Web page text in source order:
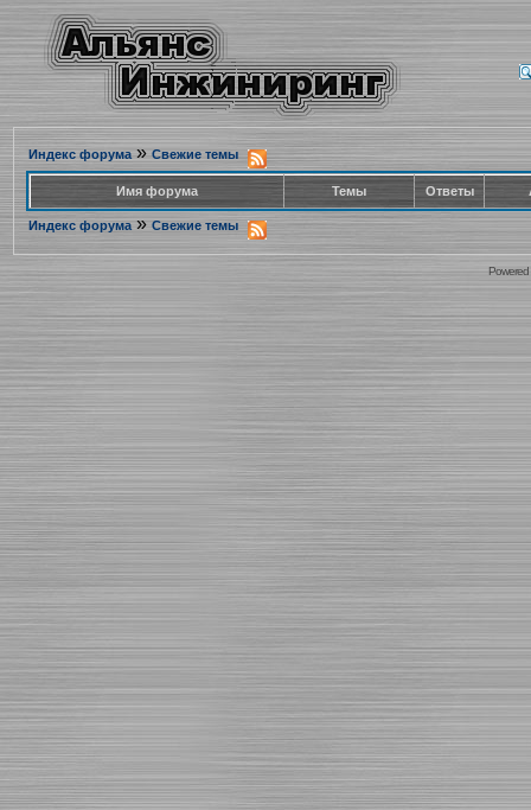
Индекс форума» Свежие темы
Имя форума Темы Ответы
Индекс форума » Свежие темы